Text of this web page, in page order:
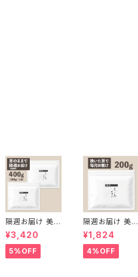
隔週お届け 美の
島ブレンド400
g【豆のまま】（2
00g×2袋）
¥3,420
5%OFF
隔週お届け 美の
島ブレンド200g
【挽いた豆】
¥1,824
4%OFF